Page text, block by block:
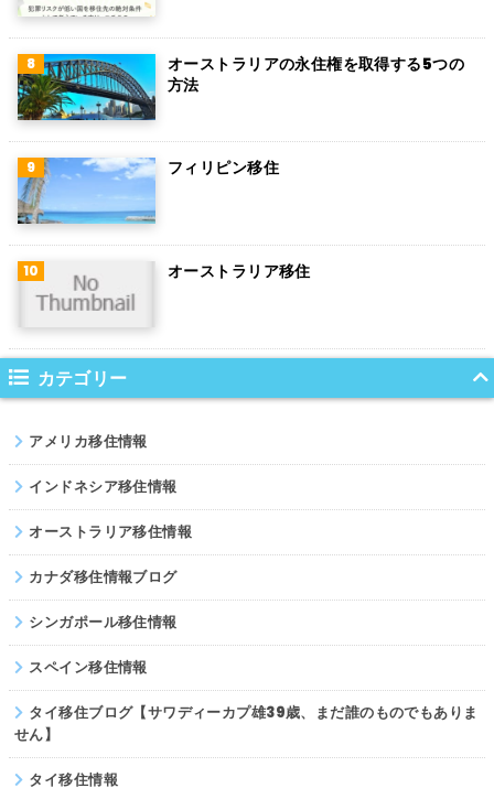
チェコ
チリ
デンマーク
ハンガリー
ポーランド
南アフリカ
サウジアラビア
コロンビア
ノルウェー
ネパール
パキスタン
オーストラリアの永住権を取得する5つの
方法
フィリピン移住
オーストラリア移住
カテゴリー
アメリカ移住情報
インドネシア移住情報
オーストラリア移住情報
カナダ移住情報ブログ
シンガポール移住情報
スペイン移住情報
タイ移住ブログ【サワディーカプ雄39歳、まだ誰のものでもありま
せん】
タイ移住情報